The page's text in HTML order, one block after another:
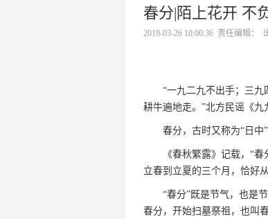
春分|陌上花开 不
2019-03-26 10:00:36 责任编辑：
“一九二九不出手；三九
耕牛遍地走。”北方民谣《九
春分，古时又称为“日中
《春秋繁露》记载，“
立春到立夏的三个月，恰好
“春分”既是节气，也是
春分，开始扫墓祭祖，也叫